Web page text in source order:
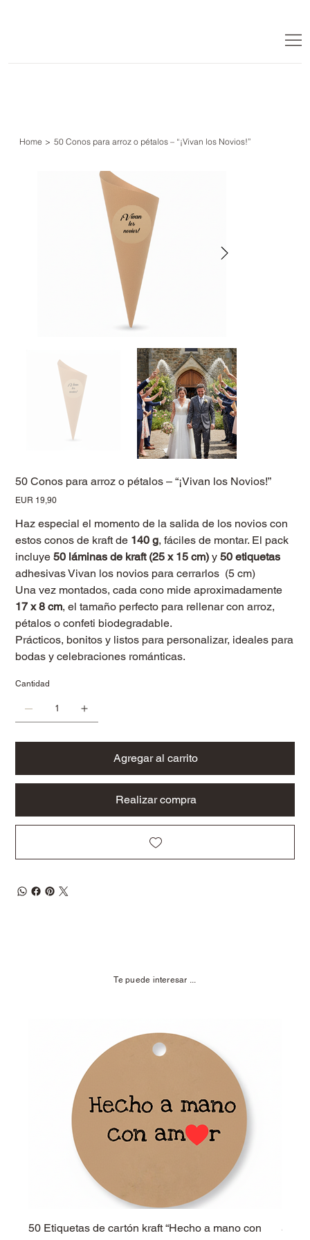
Home > 50 Conos para arroz o pétalos – “¡Vivan los Novios!”
50 Conos para arroz o pétalos – “¡Vivan los Novios!”
Precio
EUR 19,90
Haz especial el momento de la salida de los novios con
estos conos de kraft de 140 g, fáciles de montar. El pack
incluye50 láminas de kraft (25 x 15 cm) y50 etiquetas
adhesivas Vivan los novios para cerrarlos (5 cm)
Una vez montados, cada cono mide aproximadamente
17 x 8 cm, el tamaño perfecto para rellenar con arroz,
pétalos o confeti biodegradable.
Prácticos, bonitos y listos para personalizar, ideales para
bodas y celebraciones románticas.
Cantidad
Agregar al carrito
Realizar compra
Te puede interesar ...
50 Etiquetas de cartón kraft “Hecho a mano con
50